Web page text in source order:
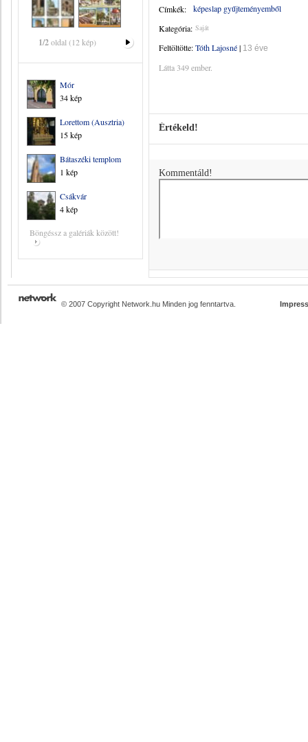
1/2oldal (12 kép)
Mór
34 kép
Lorettom (Ausztria)
15 kép
Bátaszéki templom
1 kép
Csákvár
4 kép
Böngéssz a galériák között!
Címkék:
képeslap gyűjteményemből
Kategória: Saját
Feltöltötte:Tóth Lajosné| 13 éve
Látta 349 ember.
Értékeld!
Kommentáld!
© 2007 Copyright Network.hu Minden jog fenntartva.